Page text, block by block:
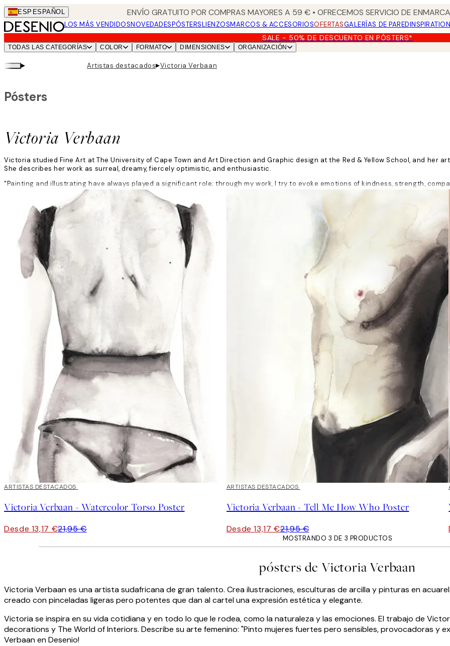
Skip
to
main
content.
ESP ESPAÑOL ENVÍO GRATUITO POR COMPRAS MAYORES A 59 € • OFRECEMOS SERVICIO DE
LOS MÁS VENDIDOSNOVEDADESPÓSTERSLIENZOSMARCOS & ACCESORIOSOFERTASGALERÍAS DE PARED
SALE - 50% DE DESCUENTO EN PÓSTERS*
TODAS LAS CATEGORÍAS COLOR FORMATO DIMENSIONES ORGANIZACIÓN
▸ Artistas destacados▸Victoria Verbaan
Victoria Verbaan
Pósters
Victoria studied Fine Art at The University of Cape Town and Art Direction and Graphic design at the Red & Yellow School, and her
She describes her work as surreal, dreamy, fiercely optimistic, and enthusiastic.
"Painting and illustrating have always played a significant role; through my work, I try to evoke emotions of kindness, strength,
40%*
ARTISTAS DESTACADOS
Victoria Verbaan - Watercolor Torso Poster
Desde 13,17 €21,95 €
40%*
ARTISTAS DESTACADOS
Victoria Verbaan - Tell Me How Who Poster
Desde 13,17 €21,95 €
MOSTRANDO 3 DE 3 PRODUCTOS
pósters de Victoria Verbaan
Victoria Verbaan es una artista sudafricana de gran talento. Crea ilustraciones, esculturas de arcilla y pinturas en
creado con pinceladas ligeras pero potentes que dan al cartel una expresión estética y elegante.
Victoria se inspira en su vida cotidiana y en todo lo que le rodea, como la naturaleza y las emociones. El trabajo de
decorations y The World of Interiors. Describe su arte femenino: "Pinto mujeres fuertes pero sensibles, provocadoras y
Verbaan en Desenio!